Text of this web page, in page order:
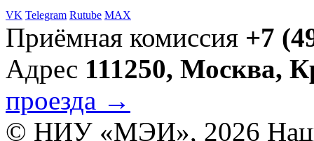
VK Telegram Rutube MAX
Приёмная комиссия +7
Адрес 111250, Москва,
проезда →
© НИУ «МЭИ», 2026